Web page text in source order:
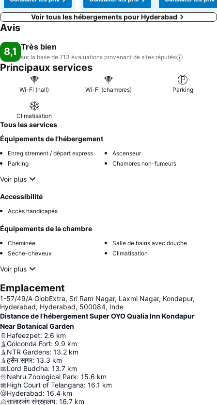
Voir tous les hébergements pour Hyderabad
Avis
8,1 Très bien
sur la base de 713 évaluations provenant de sites réputés
Principaux services
Wi-Fi (hall) Wi-Fi (chambres) Parking
Climatisation
Tous les services
Équipements de l’hébergement
Enregistrement / départ express
Ascenseur
Parking
Chambres non-fumeurs
Voir plus
Accessibilité
Accès handicapés
Équipements de la chambre
Cheminée
Salle de bains avec douche
Sèche-cheveux
Climatisation
Voir plus
Emplacement
1-57/49/A GlobExtra, Sri Ram Nagar, Laxmi Nagar, Kondapur,
Hyderabad, Hyderabad, 500084, Inde
Distance de l’hébergement Super OYO Qualia Inn Kondapur
Near Botanical Garden
Hafeezpet: 2.6 km
Golconda Fort: 9.9 km
NTR Gardens: 13.2 km
हुसैन सागर: 13.3 km
Lord Buddha: 13.7 km
Nehru Zoological Park: 15.6 km
High Court of Telangana: 16.1 km
Hyderabad: 16.4 km
सालारजंग संग्रहालय: 16.7 km